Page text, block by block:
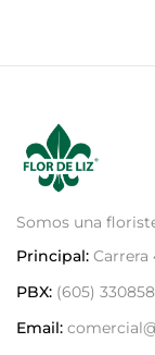
Somos una
Principal: Carrera
PBX: (605)
Email: